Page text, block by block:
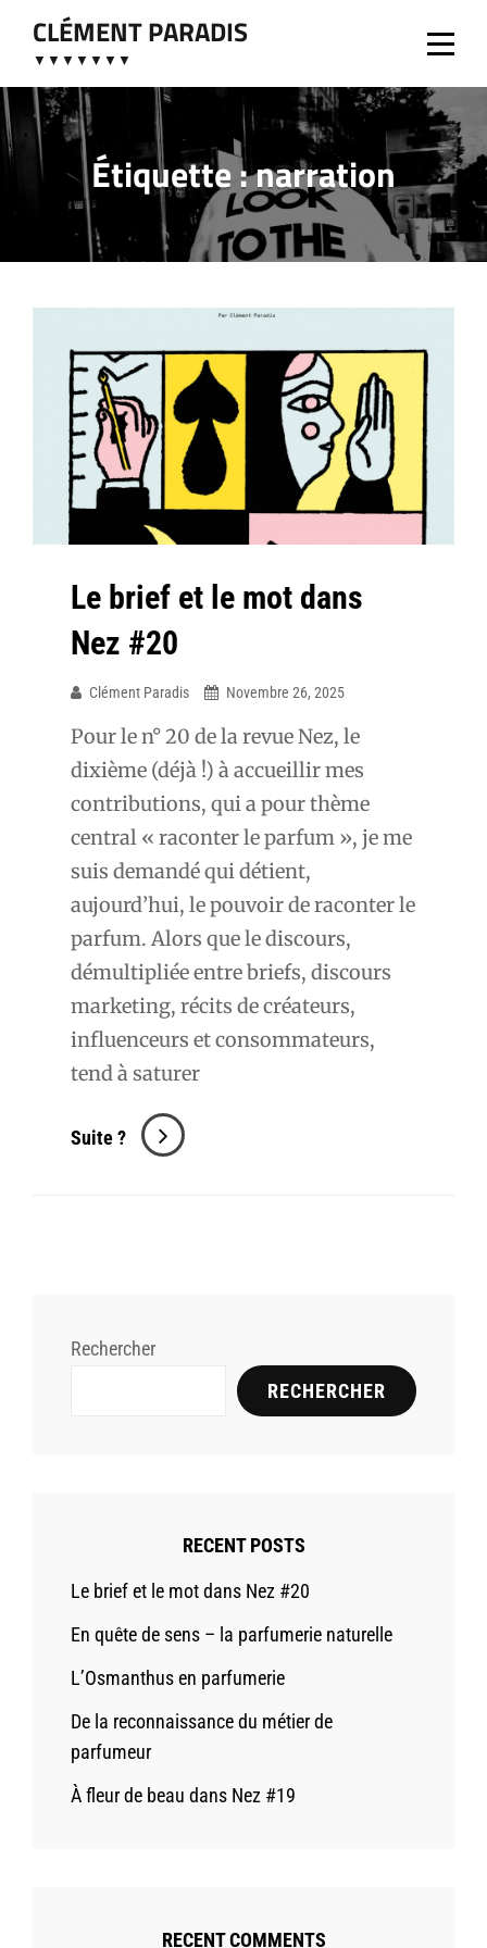
contenu
CLÉMENT PARADIS
▼▼▼▼▼▼▼
Étiquette :narration
Le brief et le mot dans
Nez #20
Clément Paradis Novembre 26, 2025
Pour le n° 20 de la revue Nez, le
dixième (déjà !) à accueillir mes
contributions, qui a pour thème
central « raconter le parfum », je me
suis demandé qui détient,
aujourd’hui, le pouvoir de raconter le
parfum. Alors que le discours,
démultipliée entre briefs, discours
marketing, récits de créateurs,
influenceurs et consommateurs,
tend à saturer
Suite ?Le
Brief
#20
Rechercher
RECHERCHER
RECENT POSTS
Le brief et le mot dans Nez #20
En quête de sens – la parfumerie naturelle
L’Osmanthus en parfumerie
De la reconnaissance du métier de
parfumeur
À fleur de beau dans Nez #19
RECENT COMMENTS